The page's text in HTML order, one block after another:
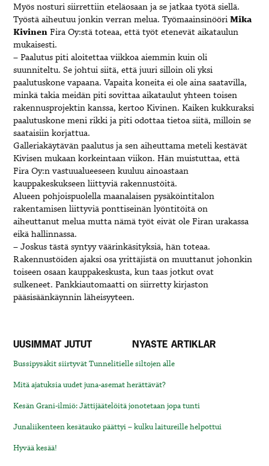
Myös nosturi siirrettiin eteläosaan ja se jatkaa työtä siellä.
Työstä aiheutuu jonkin verran melua. TyömaainsinööriMika
Kivinen Fira Oy:stä toteaa, että työt etenevät aikataulun
mukaisesti.
– Paalutus piti aloitettaa viikkoa aiemmin kuin oli
suunniteltu. Se johtui siitä, että juuri silloin oli yksi
paalutuskone vapaana. Vapaita koneita ei ole aina saatavilla,
minkä takia meidän piti sovittaa aikataulut yhteen toisen
rakennusprojektin kanssa, kertoo Kivinen. Kaiken kukkuraksi
paalutuskone meni rikki ja piti odottaa tietoa siitä, milloin se
saataisiin korjattua.
Galleriakäytävän paalutus ja sen aiheuttama meteli kestävät
Kivisen mukaan korkeintaan viikon. Hän muistuttaa, että
Fira Oy:n vastuualueeseen kuuluu ainoastaan
kauppakeskukseen liittyviä rakennustöitä.
Alueen pohjoispuolella maanalaisen pysäköintitalon
rakentamisen liittyviä ponttiseinän lyöntitöitä on
aiheuttanut melua mutta nämä työt eivät ole Firan urakassa
eikä hallinnassa.
– Joskus tästä syntyy väärinkäsityksiä, hän toteaa.
Rakennustöiden ajaksi osa yrittäjistä on muuttanut johonkin
toiseen osaan kauppakeskusta, kun taas jotkut ovat
sulkeneet. Pankkiautomaatti on siirretty kirjaston
pääsisäänkäynnin läheisyyteen. ​
UUSIMMAT JUTUT NYASTE ARTIKLAR
Bussipysäkit siirtyvät Tunnelitielle siltojen alle
Mitä ajatuksia uudet juna-asemat herättävät?
Kesän Grani-ilmiö: Jättijäätelöitä jonotetaan jopa tunti
Junaliikenteen kesätauko päättyi – kulku laitureille helpottui
Hyvää kesää!